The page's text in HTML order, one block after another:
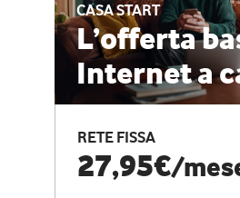
CASA START
L’offerta
Internet a
RETE FISSA
27,95€/
ESCLUSIVA
CASA PRO
Internet